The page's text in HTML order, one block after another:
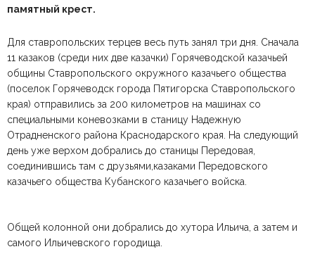
памятный крест.
Для ставропольских терцев весь путь занял три дня. Сначала
11 казаков (среди них две казачки) Горячеводской казачьей
общины Ставропольского окружного казачьего общества
(поселок Горячеводск города Пятигорска Ставропольского
края) отправились за 200 километров на машинах со
специальными коневозками в станицу Надежную
Отрадненского района Краснодарского края. На следующий
день уже верхом добрались до станицы Передовая,
соединившись там с друзьями,казаками Передовского
казачьего общества Кубанского казачьего войска.
Общей колонной они добрались до хутора Ильича, а затем и
самого Ильичевского городища.